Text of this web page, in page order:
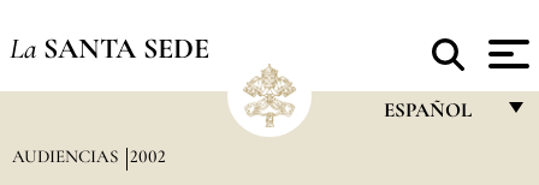
La SANTA SEDE
ESPAÑOL
AUDIENCIAS 2002